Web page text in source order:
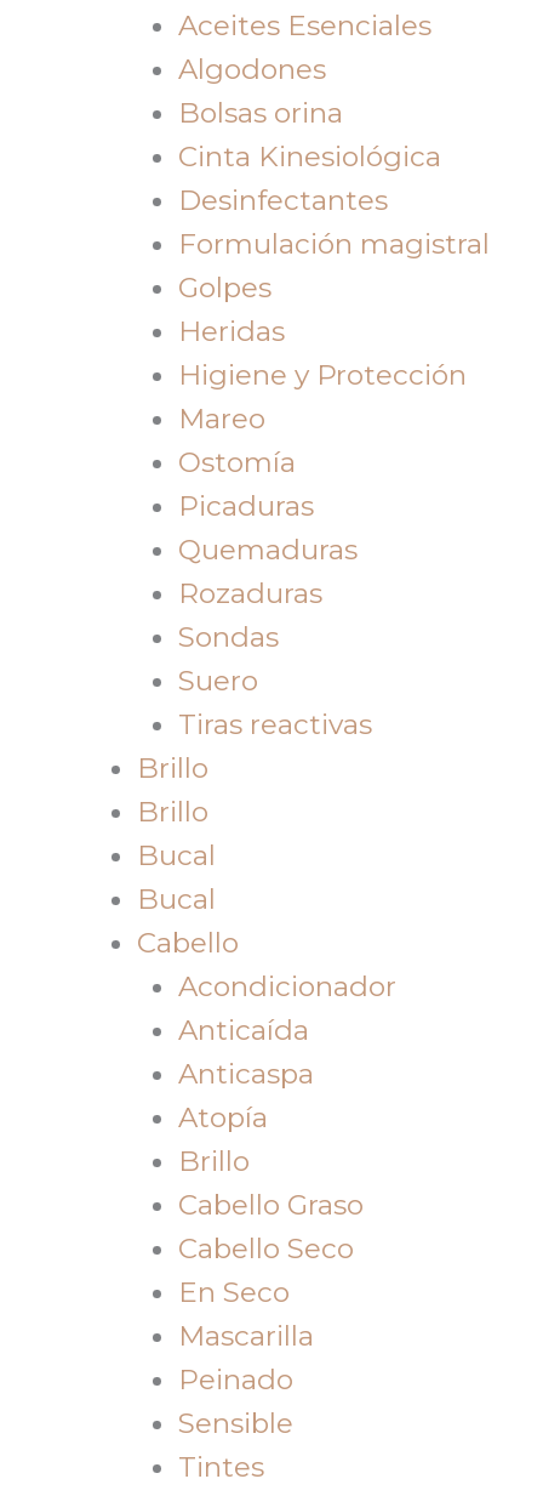
Aceites Esenciales
Algodones
Bolsas orina
Cinta Kinesiológica
Desinfectantes
Formulación magistral
Golpes
Heridas
Higiene y Protección
Mareo
Ostomía
Picaduras
Quemaduras
Rozaduras
Sondas
Suero
Tiras reactivas
Brillo
Brillo
Bucal
Bucal
Cabello
Acondicionador
Anticaída
Anticaspa
Atopía
Brillo
Cabello Graso
Cabello Seco
En Seco
Mascarilla
Peinado
Sensible
Tintes